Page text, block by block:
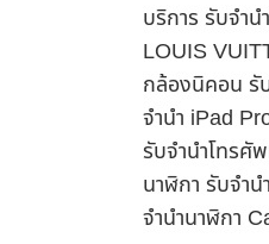
บริการ รับจำน
LOUIS
กล้องนิคอน รั
จำนำ iPad
รับจำนำโทรศั
นาฬิกา รับจำ
จำนำนาฬิกา